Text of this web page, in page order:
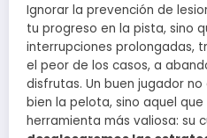
Ignorar la prevención de
tu progreso en la pista, sino
interrupciones prolongadas,
el peor de los casos, a
disfrutas. Un buen jugador
bien la pelota, sino aquel que
herramienta más valiosa: su